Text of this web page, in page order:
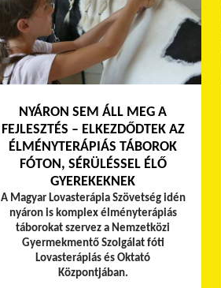
NYÁRON SEM ÁLL MEG A
FEJLESZTÉS – ELKEZDŐDTEK AZ
ÉLMÉNYTERÁPIÁS TÁBOROK
FÓTON, SÉRÜLÉSSEL ÉLŐ
GYEREKEKNEK
A Magyar Lovasterápia Szövetség idén
nyáron is komplex élményterápiás
táborokat szervez a Nemzetközi
Gyermekmentő Szolgálat fóti
Lovasterápiás és Oktató
Központjában.